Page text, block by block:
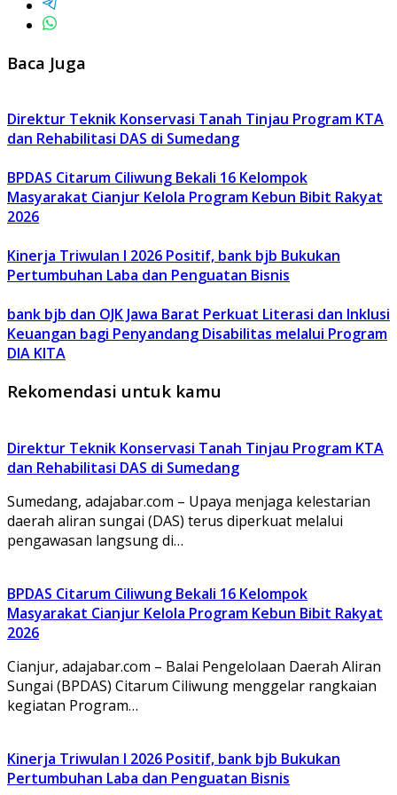
Baca Juga
Direktur Teknik Konservasi Tanah Tinjau Program KTA
dan Rehabilitasi DAS di Sumedang
BPDAS Citarum Ciliwung Bekali 16 Kelompok
Masyarakat Cianjur Kelola Program Kebun Bibit Rakyat
2026
Kinerja Triwulan I 2026 Positif, bank bjb Bukukan
Pertumbuhan Laba dan Penguatan Bisnis
bank bjb dan OJK Jawa Barat Perkuat Literasi dan Inklusi
Keuangan bagi Penyandang Disabilitas melalui Program
DIA KITA
Rekomendasi untuk kamu
Direktur Teknik Konservasi Tanah Tinjau Program KTA
dan Rehabilitasi DAS di Sumedang
Sumedang, adajabar.com – Upaya menjaga kelestarian
daerah aliran sungai (DAS) terus diperkuat melalui
pengawasan langsung di…
BPDAS Citarum Ciliwung Bekali 16 Kelompok
Masyarakat Cianjur Kelola Program Kebun Bibit Rakyat
2026
Cianjur, adajabar.com – Balai Pengelolaan Daerah Aliran
Sungai (BPDAS) Citarum Ciliwung menggelar rangkaian
kegiatan Program…
Kinerja Triwulan I 2026 Positif, bank bjb Bukukan
Pertumbuhan Laba dan Penguatan Bisnis